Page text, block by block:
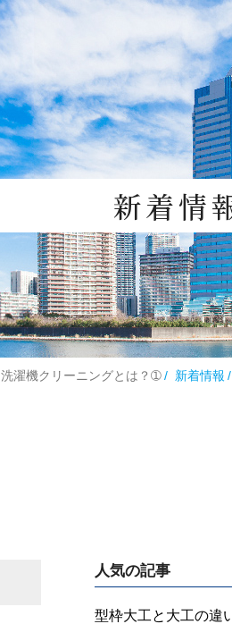
新着情
新着情報
洗濯機クリーニングとは？➀
人気の記事
型枠大工と大工の違